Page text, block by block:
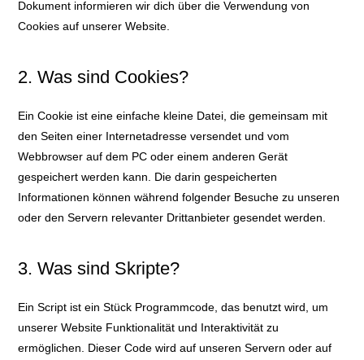
Dokument informieren wir dich über die Verwendung von
Cookies auf unserer Website.
2. Was sind Cookies?
Ein Cookie ist eine einfache kleine Datei, die gemeinsam mit
den Seiten einer Internetadresse versendet und vom
Webbrowser auf dem PC oder einem anderen Gerät
gespeichert werden kann. Die darin gespeicherten
Informationen können während folgender Besuche zu unseren
oder den Servern relevanter Drittanbieter gesendet werden.
3. Was sind Skripte?
Ein Script ist ein Stück Programmcode, das benutzt wird, um
unserer Website Funktionalität und Interaktivität zu
ermöglichen. Dieser Code wird auf unseren Servern oder auf